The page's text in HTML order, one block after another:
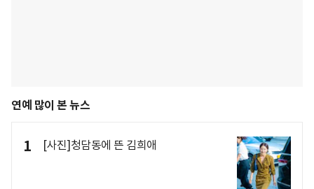
연예 많이 본 뉴스
1 [사진]청담동에 뜬 김희애